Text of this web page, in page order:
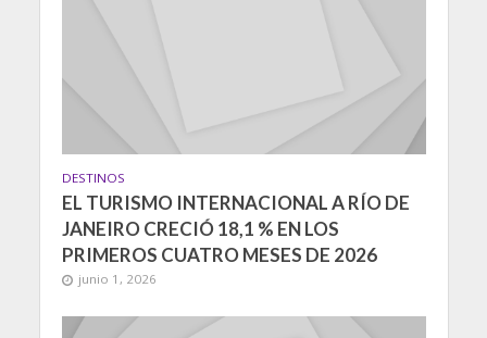
DESTINOS
EL TURISMO INTERNACIONAL A RÍO DE
JANEIRO CRECIÓ 18,1 % EN LOS
PRIMEROS CUATRO MESES DE 2026
junio 1, 2026